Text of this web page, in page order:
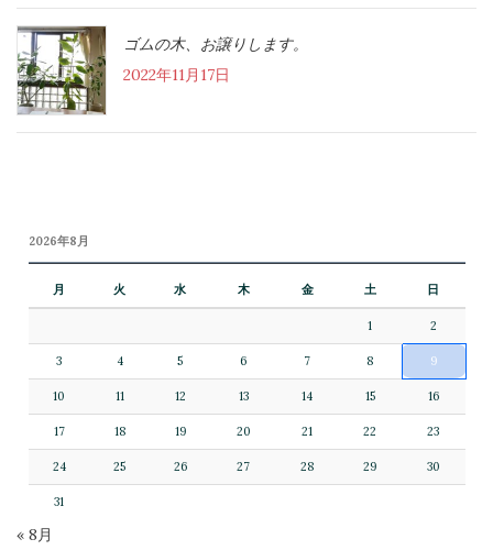
ゴムの木、お譲りします。
2022年11月17日
2026年8月
月 火 水 木 金 土 日
1 2
3 4 5 6 7 8 9
10 11 12 13 14 15 16
17 18 19 20 21 22 23
24 25 26 27 28 29 30
31
« 8月